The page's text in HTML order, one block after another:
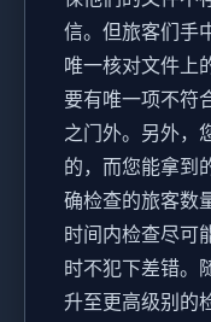
信。但旅客们手
唯一核对文件上
要有唯一项不符
之门外。另外，
的，而您能拿到
确检查的旅客数
时间内检查尽可
时不犯下差错。
升至更高级别的